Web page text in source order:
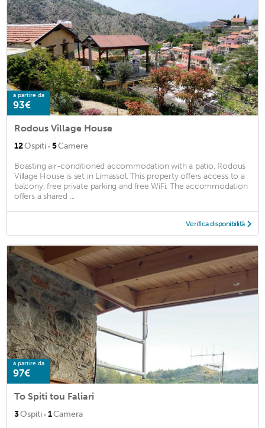
a partire da
93€
Rodous Village House
12Ospiti · 5Camere
Boasting air-conditioned accommodation with a patio, Rodous
Village House is set in Limassol. This property offers access to a
balcony, free private parking and free WiFi. The accommodation
offers a shared ...
Verifica disponibilità
a partire da
97€
To Spiti tou Faliari
3Ospiti · 1Camera